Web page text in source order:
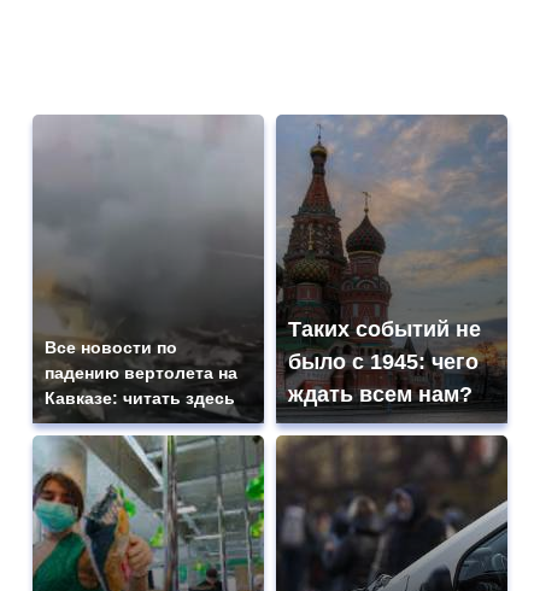
Все новости по
падению вертолета на
Кавказе: читать здесь
Таких событий не
было с 1945: чего
ждать всем нам?